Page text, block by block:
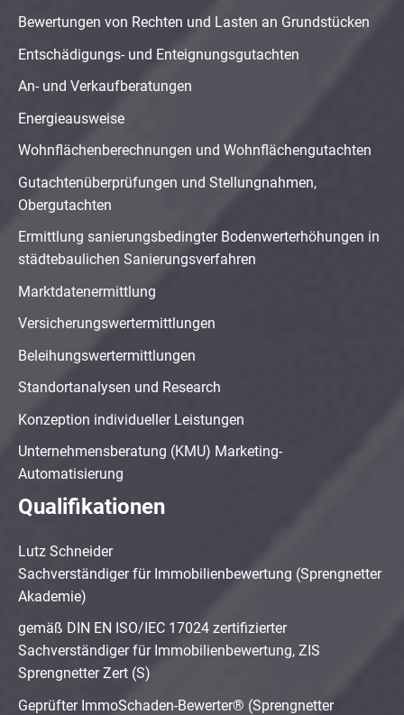
Bewertungen von Rechten und Lasten an Grundstücken
Entschädigungs- und Enteignungsgutachten
An- und Verkaufberatungen
Energieausweise
Wohnflächenberechnungen und Wohnflächengutachten
Gutachtenüberprüfungen und Stellungnahmen,
Obergutachten
Ermittlung sanierungsbedingter Bodenwerterhöhungen in
städtebaulichen Sanierungsverfahren
Marktdatenermittlung
Versicherungswertermittlungen
Beleihungswertermittlungen
Standortanalysen und Research
Konzeption individueller Leistungen
Unternehmensberatung (KMU) Marketing-
Automatisierung
Qualifikationen
Lutz Schneider
Sachverständiger für Immobilienbewertung (Sprengnetter
Akademie)
gemäß DIN EN ISO/IEC 17024 zertifizierter
Sachverständiger für Immobilienbewertung, ZIS
Sprengnetter Zert (S)
Geprüfter ImmoSchaden-Bewerter® (Sprengnetter